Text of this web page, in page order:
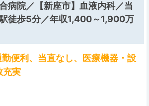
病院／【新座市】血液内科／当
徒歩5分／年収1,400～1,900万
便利、当直なし、医療機器・設
充実